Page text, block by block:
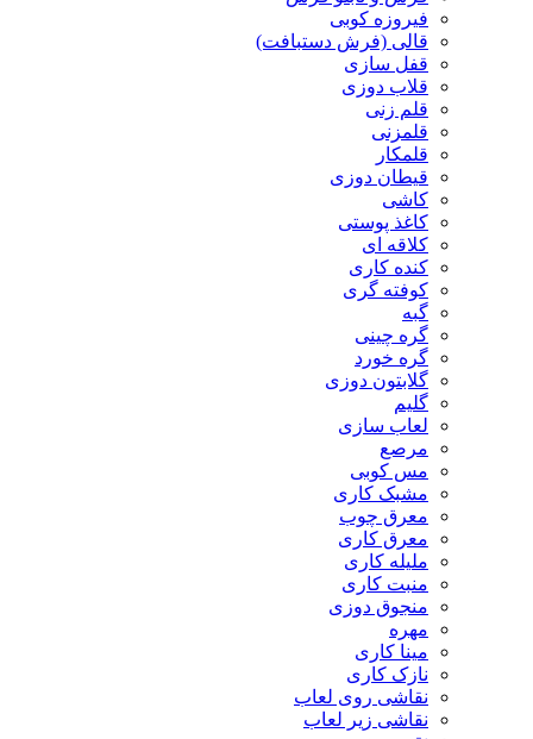
فیروزه کوبی
قالی (فرش دستبافت)
قفل سازی
قلاب دوزی
قلم زنی
قلمزنی
قلمکار
قیطان دوزی
کاشی
کاغذ پوستی
کلاقه ای
کنده کاری
کوفته گری
گبه
گره چینی
گره خورد
گلابتون دوزی
گلیم
لعاب سازی
مرصع
مس کوبی
مشبک کاری
معرق چوب
معرق کاری
مليله کاری
منبت کاری
منجوق دوزی
مهره
مینا کاری
نازک کاری
نقاشی روی لعاب
نقاشی زیر لعاب